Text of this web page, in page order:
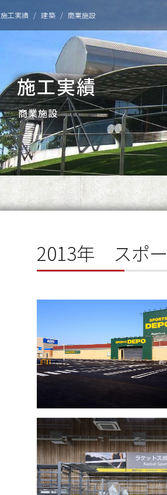
施工実績 建築 商業施設
施工実績
商業施設
2013年 スポ